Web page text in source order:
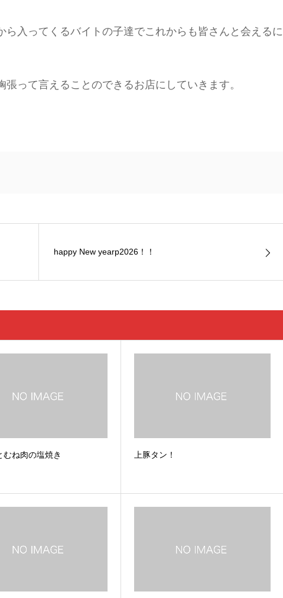
入ってくるバイトの子達でこれからも皆さんと会えるに
って言えることのできるお店にしていきます。
happy New yearp2026！！
むね肉の塩焼き 上豚タン！